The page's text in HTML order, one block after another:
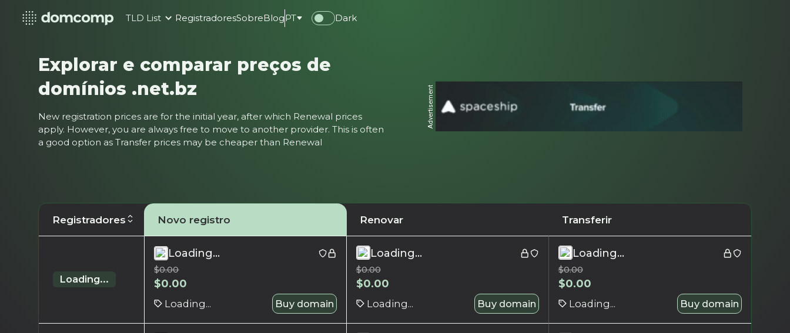
TLD List RegistradoresSobreBlogPT Dark
Explorar e comparar preços de
domínios .net.bz
New registration prices are for the initial year, after which Renewal prices
apply. However, you are always free to move to another provider. This is often
a good option as Transfer prices may be cheaper than Renewal
Advertisement
Registradores Novo registro Renovar Transferir
Loading...
Loading...
$0.00
$0.00
Loading... Buy domain
Loading...
$0.00
$0.00
Loading... Buy domain
Loading...
$0.00
$0.00
Loading... Buy domain